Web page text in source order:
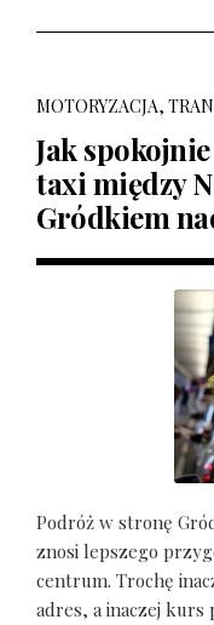
MOTORYZACJA,
Jak
taxi między
Gródkiem
Podróż w stronę
znosi lepszego
centrum. Trochę
adres, a inaczej kurs